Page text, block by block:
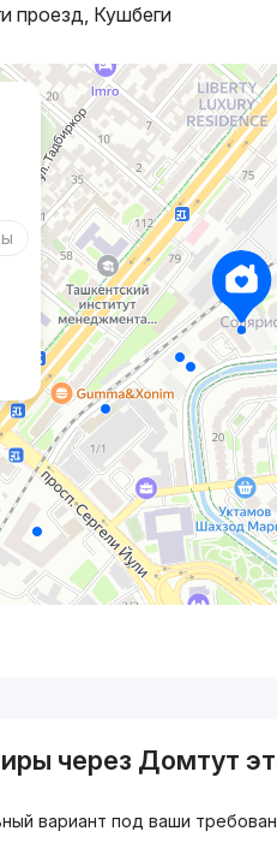
проезд, Кушбеги
через Домтут
вариант под ваши